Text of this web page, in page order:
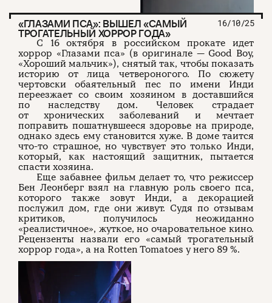
«ГЛАЗАМИ ПСА»: ВЫШЕЛ «САМЫЙ
ТРОГАТЕЛЬНЫЙ ХОРРОР ГОДА»
16/10/25
C 16 октября в российском прокате идет
хоррор «Глазами пса» (в оригинале — Good Boy,
«Хороший мальчик»), снятый так, чтобы показать
историю от лица четвероногого. По сюжету
чертовски обаятельный пес по имени Инди
переезжает со своим хозяином в доставшийся
по наследству дом. Человек страдает
от хронических заболеваний и мечтает
поправить пошатнувшееся здоровье на природе,
однако здесь ему становится хуже. В доме таится
что-то страшное, но чувствует это только Инди,
который, как настоящий защитник, пытается
спасти хозяина.
Еще забавнее фильм делает то, что режиссер
Бен Леонберг взял на главную роль своего пса,
которого также зовут Инди, а декорацией
послужил дом, где они живут. Судя по отзывам
критиков, получилось неожиданно
«реалистичное», жуткое, но очаровательное кино.
Рецензенты назвали его «самый трогательный
хоррор года», а на Rotten Tomatoes у него 89 %.